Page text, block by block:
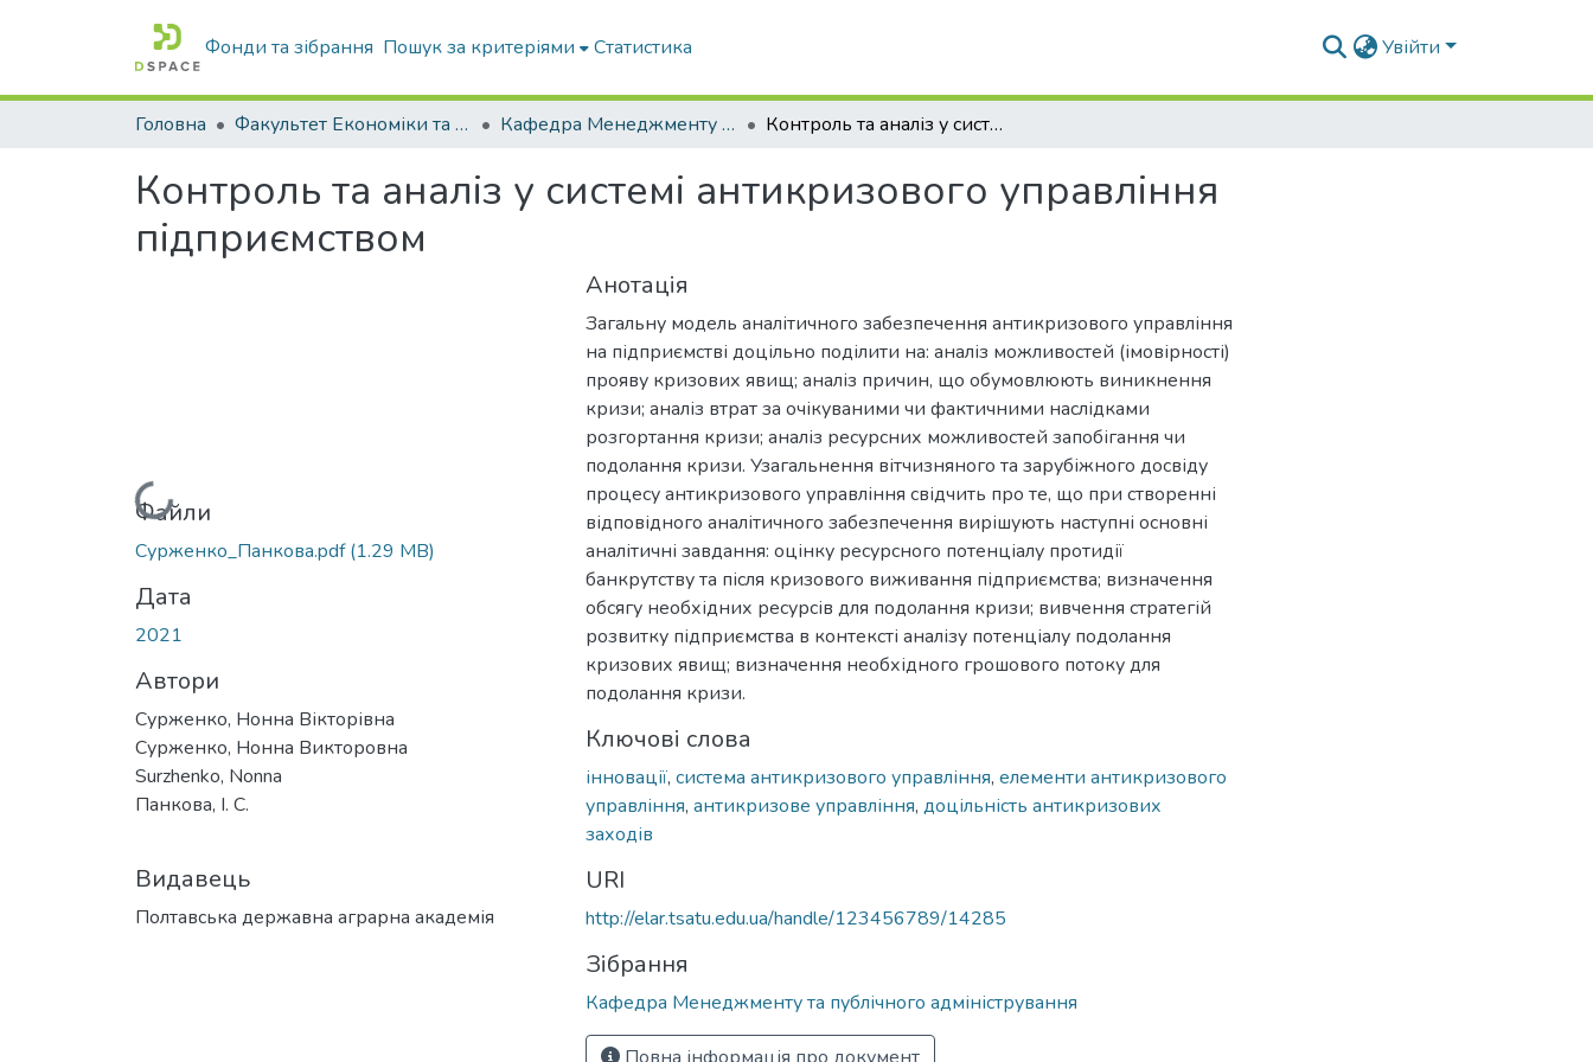
Фонди та зібрання Пошук за критеріями Статистика Увійти
Головна Факультет Економіки та бізнесу Кафедра Менеджменту та публічного адміністрування Контроль та аналіз у системі антикризового управління підприємством
Контроль та аналіз у системі антикризового управління
підприємством
Вантажиться...
Файли
Сурженко_Панкова.pdf(1.29 MB)
Дата
2021
Автори
Сурженко, Нонна Вікторівна
Сурженко, Нонна Викторовна
Surzhenko, Nonna
Панкова, І. С.
Видавець
Полтавська державна аграрна академія
Анотація
Загальну модель аналітичного забезпечення антикризового управління
на підприємстві доцільно поділити на: аналіз можливостей (імовірності)
прояву кризових явищ; аналіз причин, що обумовлюють виникнення
кризи; аналіз втрат за очікуваними чи фактичними наслідками
розгортання кризи; аналіз ресурсних можливостей запобігання чи
подолання кризи. Узагальнення вітчизняного та зарубіжного досвіду
процесу антикризового управління свідчить про те, що при створенні
відповідного аналітичного забезпечення вирішують наступні основні
аналітичні завдання: оцінку ресурсного потенціалу протидії
банкрутству та після кризового виживання підприємства; визначення
обсягу необхідних ресурсів для подолання кризи; вивчення стратегій
розвитку підприємства в контексті аналізу потенціалу подолання
кризових явищ; визначення необхідного грошового потоку для
подолання кризи.
Ключові слова
інновації, система антикризового управління, елементи антикризового
управління, антикризове управління, доцільність антикризових
заходів
URI
http://elar.tsatu.edu.ua/handle/123456789/14285
Зібрання
Кафедра Менеджменту та публічного адміністрування